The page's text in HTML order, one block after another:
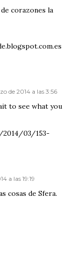
corazones la
de 2014 a las 3:56
to see what you
03/153-
a las 19:19
cosas de Sfera.